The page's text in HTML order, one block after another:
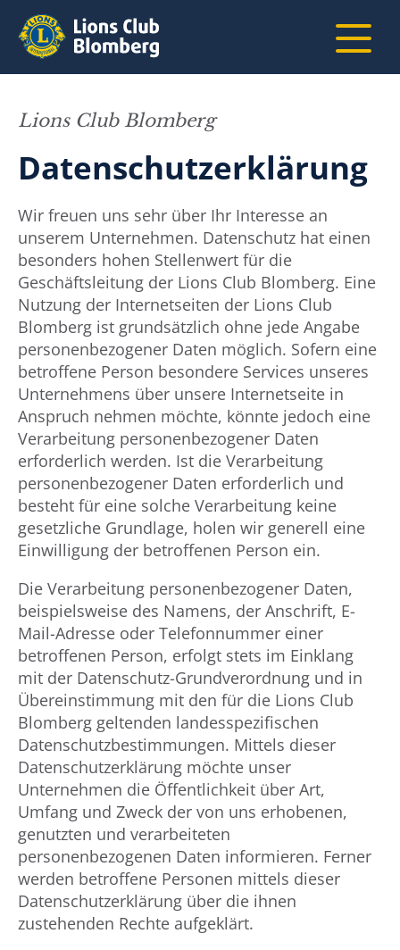
Lions Club Blomberg
Datenschutzerklärung
Wir freuen uns sehr über Ihr Interesse an
unserem Unternehmen. Datenschutz hat einen
besonders hohen Stellenwert für die
Geschäftsleitung der Lions Club Blomberg. Eine
Nutzung der Internetseiten der Lions Club
Blomberg ist grundsätzlich ohne jede Angabe
personenbezogener Daten möglich. Sofern eine
betroffene Person besondere Services unseres
Unternehmens über unsere Internetseite in
Anspruch nehmen möchte, könnte jedoch eine
Verarbeitung personenbezogener Daten
erforderlich werden. Ist die Verarbeitung
personenbezogener Daten erforderlich und
besteht für eine solche Verarbeitung keine
gesetzliche Grundlage, holen wir generell eine
Einwilligung der betroffenen Person ein.
Die Verarbeitung personenbezogener Daten,
beispielsweise des Namens, der Anschrift, E-
Mail-Adresse oder Telefonnummer einer
betroffenen Person, erfolgt stets im Einklang
mit der Datenschutz-Grundverordnung und in
Übereinstimmung mit den für die Lions Club
Blomberg geltenden landesspezifischen
Datenschutzbestimmungen. Mittels dieser
Datenschutzerklärung möchte unser
Unternehmen die Öffentlichkeit über Art,
Umfang und Zweck der von uns erhobenen,
genutzten und verarbeiteten
personenbezogenen Daten informieren. Ferner
werden betroffene Personen mittels dieser
Datenschutzerklärung über die ihnen
zustehenden Rechte aufgeklärt.